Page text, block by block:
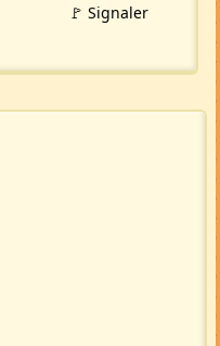
🚩 Signaler